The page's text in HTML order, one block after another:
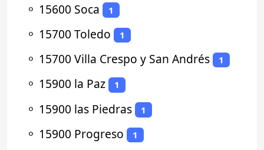
⚬ 15600 Soca 1
⚬ 15700 Toledo 1
⚬ 15700 Villa Crespo y San Andrés 1
⚬ 15900 la Paz 1
⚬ 15900 las Piedras 1
⚬ 15900 Progreso 1